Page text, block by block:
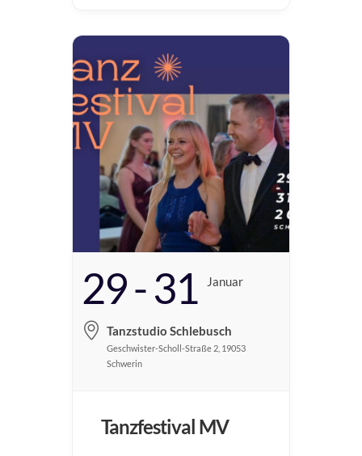
29 - 31 Januar
Tanzstudio Schlebusch
Geschwister-Scholl-Straße 2, 19053
Schwerin
Tanzfestival MV